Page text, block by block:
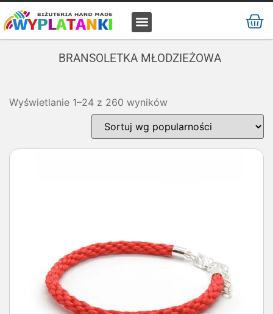
BRANSOLETKA MŁODZIEŻOWA
Wyświetlanie 1–24 z 260 wyników